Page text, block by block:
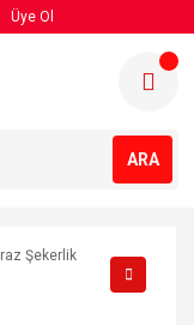
Üye Ol
ARA